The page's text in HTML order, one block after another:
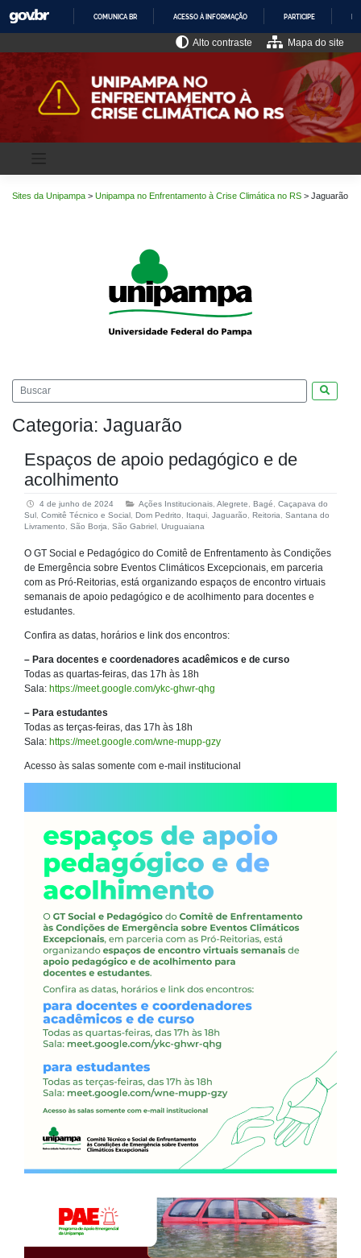
para
o
conteúdo
IR
PARA
COMUNICA BR ACESSO À INFORMAÇÃO PARTICIPE
Alto contraste Mapa do site
Sites da Unipampa > Unipampa no Enfrentamento à Crise Climática no RS > Jaguarão
Categoria: Jaguarão
Espaços de apoio pedagógico e de
acolhimento
4 de junho de 2024 Ações Institucionais Alegrete Bagé
Caçapava do
Sul Comitê Técnico e Social Dom Pedrito Itaqui Jaguarão Reitoria
Santana do
Livramento
São Borja São Gabriel Uruguaiana
O GT Social e Pedagógico do Comitê de Enfrentamento às Condições
de Emergência sobre Eventos Climáticos Excepcionais, em parceria
com as Pró-Reitorias, está organizando espaços de encontro virtuais
semanais de apoio pedagógico e de acolhimento para docentes e
estudantes.
Confira as datas, horários e link dos encontros:
– Para docentes e coordenadores acadêmicos e de curso
Todas as quartas-feiras, das 17h às 18h
Sala: https://meet.google.com/ykc-ghwr-qhg
– Para estudantes
Todas as terças-feiras, das 17h às 18h
Sala: https://meet.google.com/wne-mupp-gzy
Acesso às salas somente com e-mail institucional